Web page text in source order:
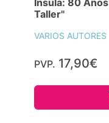
Taller"
VARIOS AUTORES
PVP. 17,90€